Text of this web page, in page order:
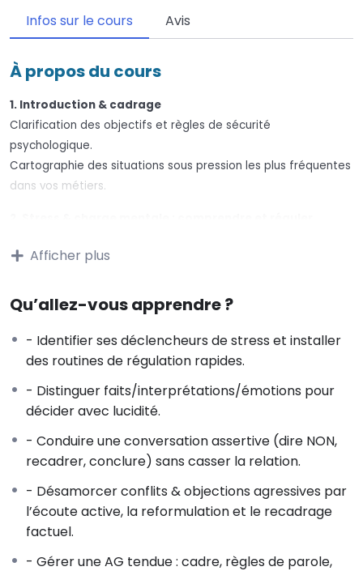
Infos sur le cours Avis
À propos du cours
1. Introduction & cadrage
Clarification des objectifs et règles de sécurité
psychologique.
Cartographie des situations sous pression les plus fréquentes
dans vos métiers.
fonctionnent nos réactions sous pression.
sensoriel, auto-dialogue utile.
Hygiène attentionnelle : mono-tâche, pauses utiles, gestion
des notifications et du bruit mental.
3. Lucidité décisionnelle : garder la tête froide
Séparer faits / interprétations / émotions pour limiter les
biais.
Outils pour décider sous tension : méthode APR (Action –
Progrès – Risque).
Techniques de prise de recul rapide pour clarifier la situation
avant d’agir.
4. Gérer un client mécontent – Atelier
Reconnaissance du préjudice sans se sur-responsabiliser.
Afficher plus
Qu’allez-vous apprendre ?
- Identifier ses déclencheurs de stress et installer
des routines de régulation rapides.
- Distinguer faits/interprétations/émotions pour
décider avec lucidité.
- Conduire une conversation assertive (dire NON,
recadrer, conclure) sans casser la relation.
- Désamorcer conflits & objections agressives par
l’écoute active, la reformulation et le recadrage
factuel.
- Gérer une AG tendue : cadre, règles de parole,